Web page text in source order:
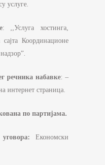
услуге.
: ,,Услуга хостинга,
Координационе
речника набавке: –
интернет страница.
по партијама.
Економски